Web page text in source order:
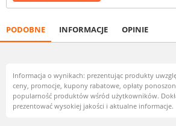
PODOBNE INFORMACJE OPINIE
Informacja o wynikach: prezentując produkty
ceny, promocje, kupony rabatowe, opłaty
popularność produktów wśród użytkowników.
prezentować wysokiej jakości i aktualne informacje.